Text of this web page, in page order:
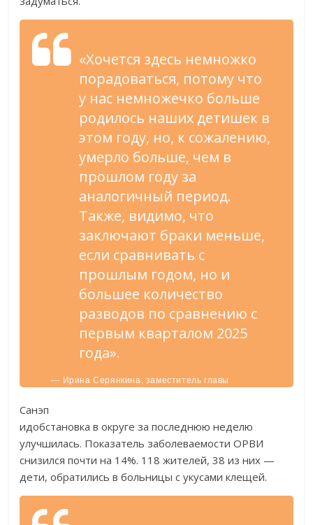
«Хочется здесь немножко
порадоваться, потому что
у нас немножечко больше
родилось наших детишек в
этом году, но, к сожалению,
умерло больше, чем в
прошлом году за
аналогичный период.
Также, видимо, что
заключают браки меньше,
если сравнивать с
прошлым годом, но и
большее количество
разводов по сравнению с
первым кварталом 2025
года».
— Ирина Серянкина, заместитель главы
администрации Старооскольского городского
Санэп
идобстановка в округе за последнюю неделю
улучшилась. Показатель заболеваемости ОРВИ
снизился почти на 14%. 118 жителей, 38 из них —
дети, обратились в больницы с укусами клещей.